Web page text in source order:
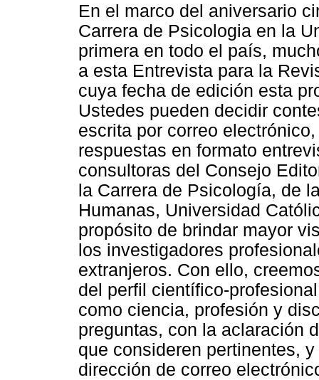
En el marco del aniversario
Carrera de Psicologia en la
primera en todo el país,
a esta Entrevista para la
cuya fecha de edición esta
Ustedes pueden decidir
escrita por correo
respuestas en formato
consultoras del Consejo
la Carrera de Psicología, de
Humanas, Universidad
propósito de brindar mayor
los investigadores
extranjeros. Con ello,
del perfil científico-
como ciencia, profesión y
preguntas, con la aclaración
que consideren pertinentes,
dirección de correo